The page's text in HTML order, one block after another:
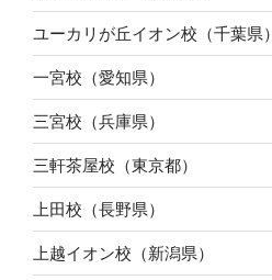
ユーカリが丘イオン校（千葉県）
一宮校（愛知県）
三宮校（兵庫県）
三軒茶屋校（東京都）
上田校（長野県）
上越イオン校（新潟県）